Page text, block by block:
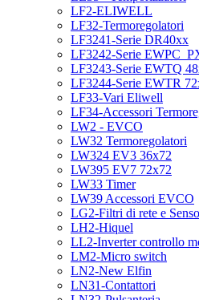
LF2-ELIWELL
LF32-Termoregolatori
LF3241-Serie DR40xx
LF3242-Serie
LF3243-Serie EWTQ
LF3244-Serie EWTR
LF33-Vari Eliwell
LF34-Accessori
LW2 - EVCO
LW32 Termoregolatori
LW324 EV3 36x72
LW395 EV7 72x72
LW33 Timer
LW39 Accessori EVCO
LG2-Filtri di rete e
LH2-Hiquel
LL2-Inverter controllo
LM2-Micro switch
LN2-New Elfin
LN31-Contattori